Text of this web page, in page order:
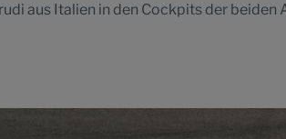
aus Italien in den Cockpits der beiden